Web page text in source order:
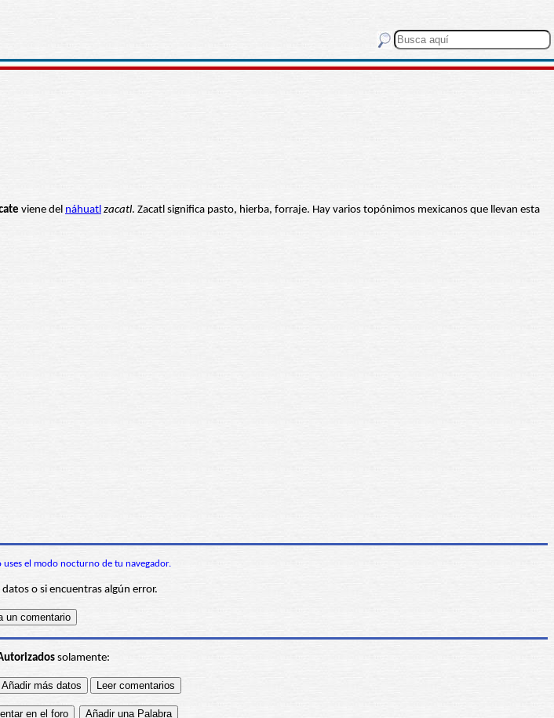
viene del náhuatl zacatl. Zacatl significa pasto, hierba, forraje. Hay varios topónimos mexicanos que llevan esta
uses el modo nocturno de tu navegador.
o si encuentras algún error.
solamente: